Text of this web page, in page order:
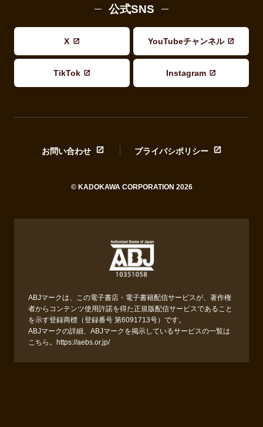
公式SNS
X YouTubeチャンネル
TikTok Instagram
お問い合わせ プライバシポリシー
© KADOKAWA CORPORATION 2026
ABJマークは、この電子書店・電子書籍配信サービスが、著作権
者からコンテンツ使用許諾を得た正規版配信サービスであること
を示す登録商標（登録番号 第6091713号）です。
ABJマークの詳細、ABJマークを掲示しているサービスの一覧は
こちら。 https://aebs.or.jp/